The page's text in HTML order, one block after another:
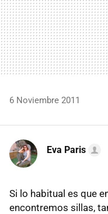
6 Noviembre 2011
Eva Paris
Si lo habitual es que
encontremos sillas,